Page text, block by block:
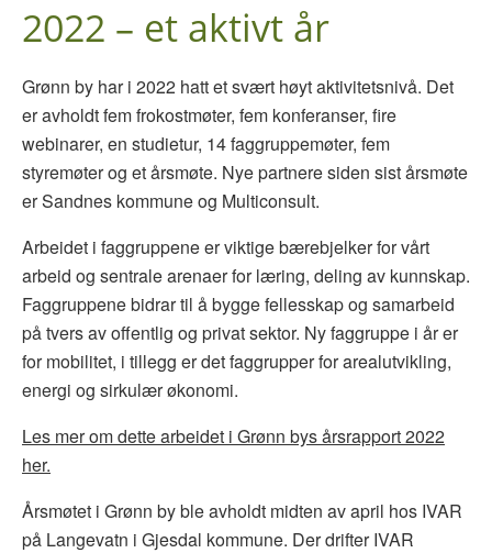
2022 – et aktivt år
Grønn by har i 2022 hatt et svært høyt aktivitetsnivå. Det
er avholdt fem frokostmøter, fem konferanser, fire
webinarer, en studietur, 14 faggruppemøter, fem
styremøter og et årsmøte. Nye partnere siden sist årsmøte
er Sandnes kommune og Multiconsult.
Arbeidet i faggruppene er viktige bærebjelker for vårt
arbeid og sentrale arenaer for læring, deling av kunnskap.
Faggruppene bidrar til å bygge fellesskap og samarbeid
på tvers av offentlig og privat sektor. Ny faggruppe i år er
for mobilitet, i tillegg er det faggrupper for arealutvikling,
energi og sirkulær økonomi.
Les mer om dette arbeidet i Grønn bys årsrapport 2022
her.
Årsmøtet i Grønn by ble avholdt midten av april hos IVAR
på Langevatn i Gjesdal kommune. Der drifter IVAR